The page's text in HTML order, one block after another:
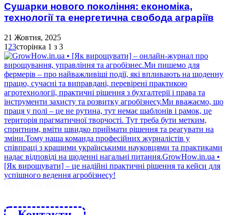
Сушарки нового покоління: економіка,
технології та енергетична свобода аграріїв
21 Жовтня, 2025
1 23сторінка 1 з 3